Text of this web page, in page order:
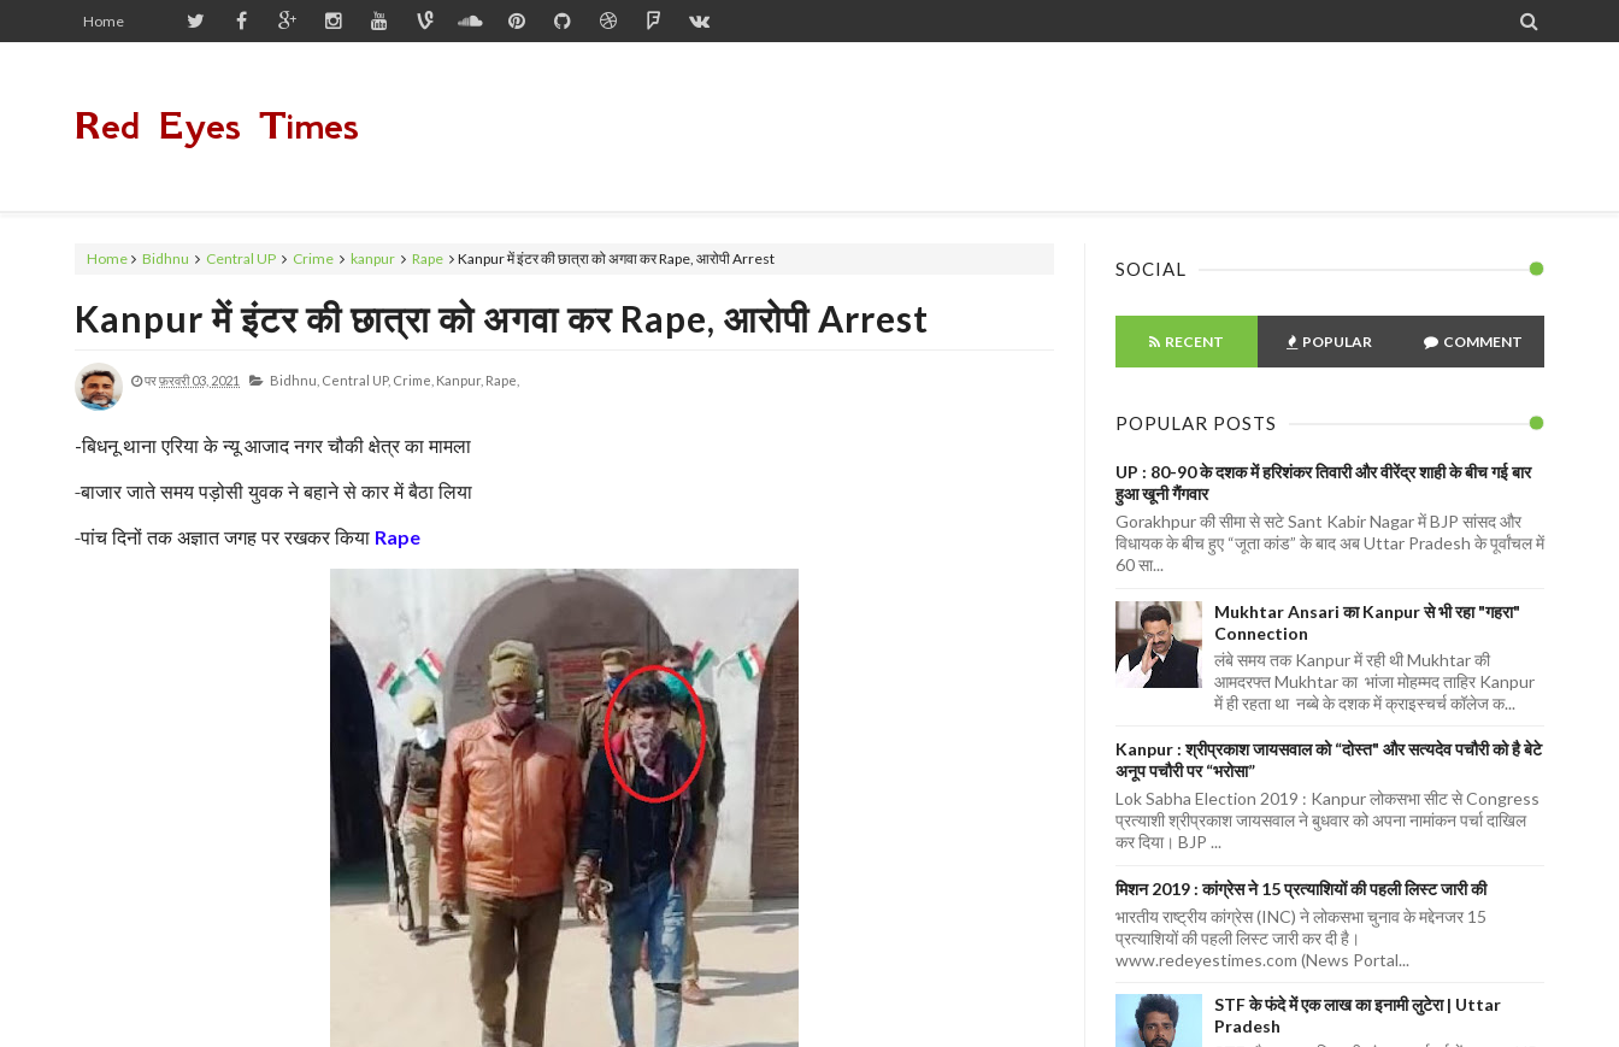
Home 
Red Eyes Times
Home Bidhnu Central UP Crime kanpur Rape Kanpur में इंटर की छात्रा को अगवा कर Rape, आरोपी Arrest
Kanpur में इंटर की छात्रा को अगवा कर Rape, आरोपी Arrest
परफ़रवरी 03, 2021 Bidhnu, Central UP, Crime, Kanpur, Rape,
-बिधनू थाना एरिया के न्यू आजाद नगर चौकी क्षेत्र का मामला
-बाजार जाते समय पड़ोसी युवक ने बहाने से कार में बैठा लिया
-पांच दिनों तक अज्ञात जगह पर रखकर किया Rape
SOCIAL
RECENT POPULAR COMMENT
POPULAR POSTS
UP : 80-90 के दशक में हरिशंकर तिवारी और वीरेंद्र शाही के बीच गई बार
हुआ खूनी गैंगवार
Gorakhpur की सीमा से सटे Sant Kabir Nagar में BJP सांसद और
विधायक के बीच हुए “जूता कांड” के बाद अब Uttar Pradesh के पूर्वांचल में
60 सा...
Mukhtar Ansari का Kanpur से भी रहा "गहरा"
Connection
लंबे समय तक Kanpur में रही थी Mukhtar की
आमदरफ्त Mukhtar का भांजा मोहम्मद ताहिर Kanpur
में ही रहता था नब्बे के दशक में क्राइस्चर्च कॉलेज क...
Kanpur : श्रीप्रकाश जायसवाल को “दोस्त" और सत्यदेव पचौरी को है बेटे
अनूप पचौरी पर “भरोसा”
Lok Sabha Election 2019 : Kanpur लोकसभा सीट से Congress
प्रत्याशी श्रीप्रकाश जायसवाल ने बुधवार को अपना नामांकन पर्चा दाखिल
कर दिया। BJP ...
मिशन 2019 : कांग्रेस ने 15 प्रत्याशियों की पहली लिस्ट जारी की
भारतीय राष्ट्रीय कांग्रेस (INC) ने लोकसभा चुनाव के मद्देनजर 15
प्रत्याशियों की पहली लिस्ट जारी कर दी है।
www.redeyestimes.com (News Portal...
STF के फंदे में एक लाख का इनामी लुटेरा | Uttar
Pradesh